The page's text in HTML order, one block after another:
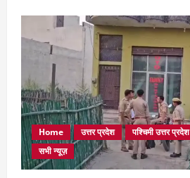
Home उत्तर प्रदेश पश्चिमी उत्तर प्रदेश
सभी न्यूज़